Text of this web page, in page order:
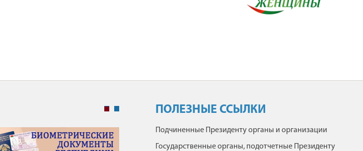
ПОЛЕЗНЫЕ ССЫЛКИ
Подчиненные Президенту органы и организации
Государственные органы, подотчетные Президенту